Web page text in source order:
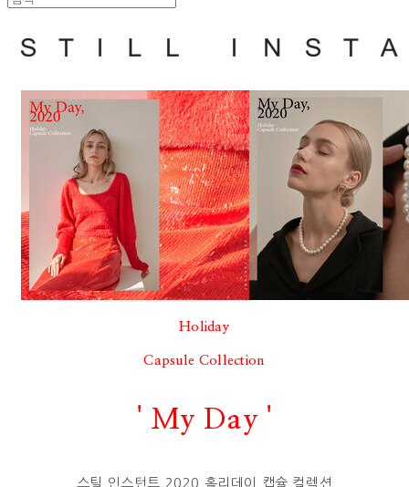
Holiday
Capsule Collection
' My Day '
스틸 인스턴트 2020 홀리데이 캡슐 컬렉션